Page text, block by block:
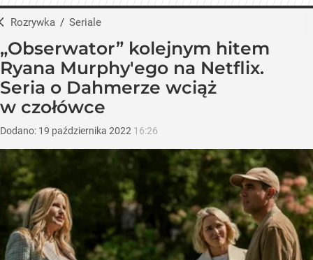
Rozrywka / Seriale
„Obserwator” kolejnym hitem
Ryana Murphy'ego na Netflix.
Seria o Dahmerze wciąż
w czołówce
Dodano: 19 października 2022 16:26